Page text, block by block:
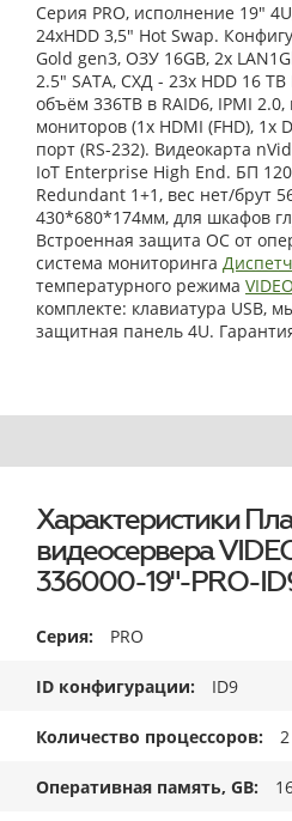
Серия PRO, исполнение 19"
24xHDD 3,5" Hot Swap.
Gold gen3, ОЗУ 16GB, 2x
2.5" SATA, СХД - 23x HDD 16
объём 336TB в RAID6, IPMI
мониторов (1x HDMI (FHD), 1x
порт (RS-232). Видеокарта
IoT Enterprise High End. БП
Redundant 1+1, вес нет/брут
430*680*174мм, для шкафов
Встроенная защита ОС от
система мониторинга
температурного режима
комплекте: клавиатура USB,
защитная панель 4U.
Характеристики
видеосервера
336000-19"-PRO-
Серия PRO
ID конфигурации ID9
Количество процессоров 2
Оперативная память, GB